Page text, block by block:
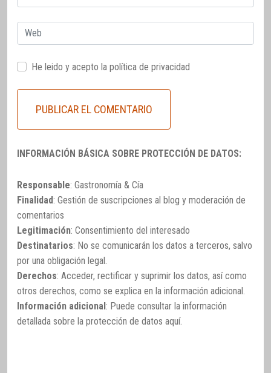
electrónico
Web
He leido y acepto la política de privacidad
INFORMACIÓN BÁSICA SOBRE PROTECCIÓN DE DATOS:
Responsable: Gastronomía & Cía
Finalidad: Gestión de suscripciones al blog y moderación de
comentarios
Legitimación: Consentimiento del interesado
Destinatarios: No se comunicarán los datos a terceros, salvo
por una obligación legal.
Derechos: Acceder, rectificar y suprimir los datos, así como
otros derechos, como se explica en la información adicional.
Información adicional: Puede consultar la información
detallada sobre la protección de datos aquí.